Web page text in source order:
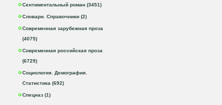
Сентиментальный роман (3451)
Словари. Справочники (2)
Современная зарубежная проза
(4075)
Современная российская проза
(6729)
Социология. Демография.
Статистика (692)
Спецназ (1)